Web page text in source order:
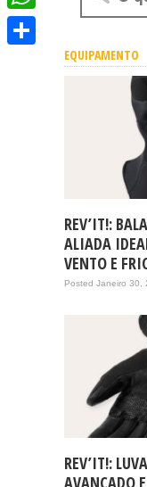
EQUIPAMENTO
REV’IT!:
ALIADA
VENTO E
Posted Janeiro 30,
REV’IT!:
AVANÇADO
WhatsApp